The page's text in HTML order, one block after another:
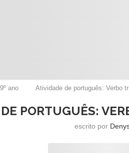
9º ano Atividade de português: Verbo
PORTUGUÊS:
escrito por